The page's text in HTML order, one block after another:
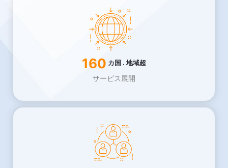
160 カ国 . 地域超
サービス展開